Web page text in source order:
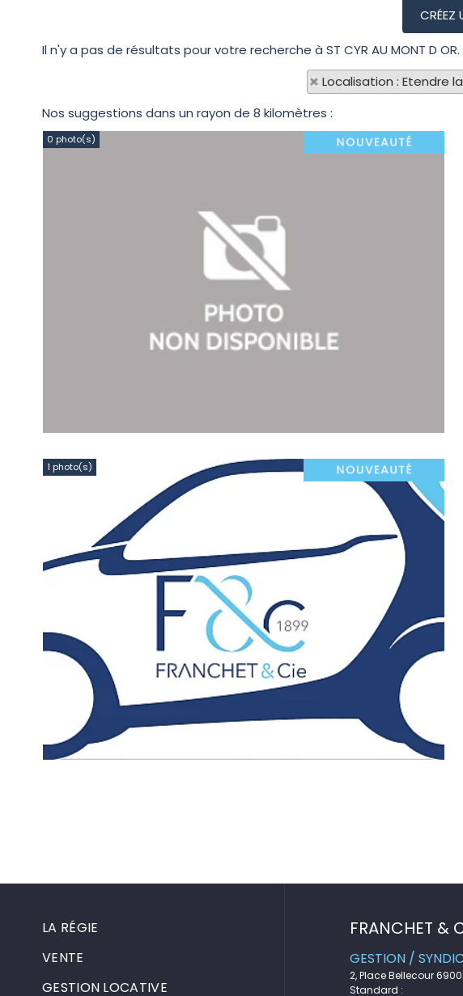
Il n'y a pas de résultats pour votre recherche à ST CYR AU MONT D
Localisation : Etendre
Nos suggestions dans un rayon de 8 kilomètres :
0 photo(s)
1 photo(s)
LA RÉGIE
VENTE
GESTION LOCATIVE
FRANCHET &
GESTION / SYNDIC
2, Place Bellecour
Standard :